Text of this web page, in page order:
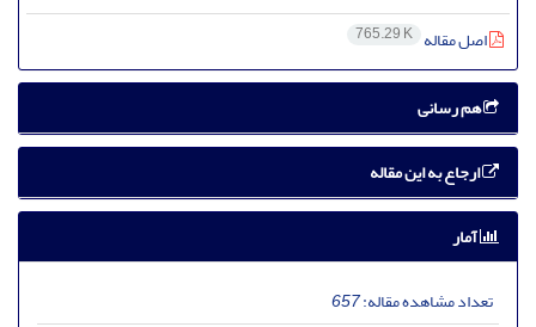
اصل مقاله 765.29 K
هم رسانی
ارجاع به این مقاله
آمار
تعداد مشاهده مقاله:657